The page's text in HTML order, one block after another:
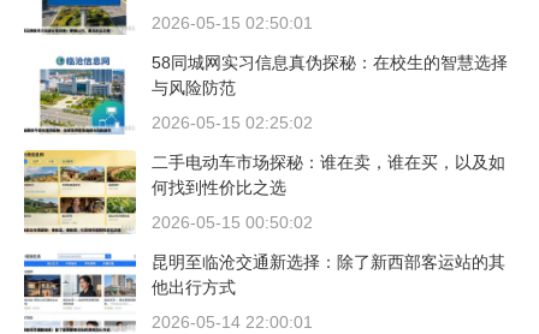
2026-05-15 02:50:01
58同城网实习信息真伪探秘：在校生的智慧选择
与风险防范
2026-05-15 02:25:02
二手电动车市场探秘：谁在卖，谁在买，以及如
何找到性价比之选
2026-05-15 00:50:02
昆明至临沧交通新选择：除了新西部客运站的其
他出行方式
2026-05-14 22:00:01